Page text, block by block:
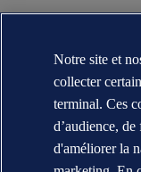
Notre site et
collecter
terminal. Ces
d’audience,
d'améliorer la